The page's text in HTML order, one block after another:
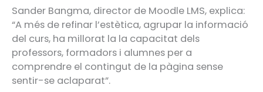
Sander Bangma, director de Moodle LMS, explica:
“A més de refinar l’estètica, agrupar la informació
del curs, ha millorat la la capacitat dels
professors, formadors i alumnes per a
comprendre el contingut de la pàgina sense
sentir-se aclaparat”.